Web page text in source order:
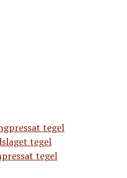
tegel
tegel
tegel